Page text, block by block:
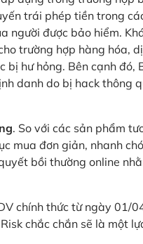
trái phép tiền trong
người được bảo hiểm.
trường hợp hàng hóa,
hư hỏng. Bên cạnh đó,
danh do bị hack thông
. So với các sản phẩm
mua đơn giản, nhanh
bồi thường online
chính thức từ ngày 01/
chắc chắn sẽ là một